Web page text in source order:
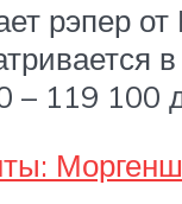
рэпер
– 119 100